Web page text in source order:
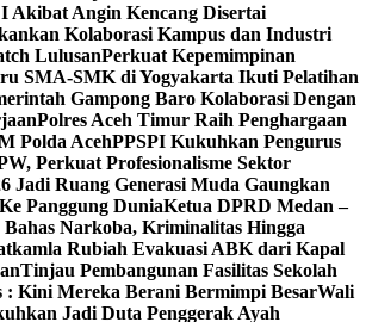
Akibat Angin Kencang Disertai
Kolaborasi Kampus dan Industri
LulusanPerkuat Kepemimpinan
SMA-SMK di Yogyakarta Ikuti Pelatihan
Gampong Baro Kolaborasi Dengan
Polres Aceh Timur Raih Penghargaan
Polda AcehPPSPI Kukuhkan Pengurus
Perkuat Profesionalisme Sektor
Jadi Ruang Generasi Muda Gaungkan
Panggung DuniaKetua DPRD Medan –
Narkoba, Kriminalitas Hingga
Rubiah Evakuasi ABK dari Kapal
Tinjau Pembangunan Fasilitas Sekolah
: Kini Mereka Berani Bermimpi BesarWali
Jadi Duta Penggerak Ayah